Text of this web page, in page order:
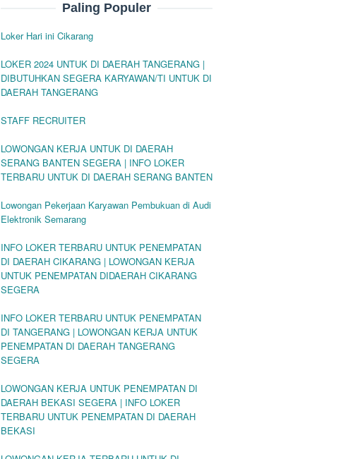
Paling Populer
Loker Hari ini Cikarang
LOKER 2024 UNTUK DI DAERAH TANGERANG |
DIBUTUHKAN SEGERA KARYAWAN/TI UNTUK DI
DAERAH TANGERANG
STAFF RECRUITER
LOWONGAN KERJA UNTUK DI DAERAH
SERANG BANTEN SEGERA | INFO LOKER
TERBARU UNTUK DI DAERAH SERANG BANTEN
Lowongan Pekerjaan Karyawan Pembukuan di Audi
Elektronik Semarang
INFO LOKER TERBARU UNTUK PENEMPATAN
DI DAERAH CIKARANG | LOWONGAN KERJA
UNTUK PENEMPATAN DIDAERAH CIKARANG
SEGERA
INFO LOKER TERBARU UNTUK PENEMPATAN
DI TANGERANG | LOWONGAN KERJA UNTUK
PENEMPATAN DI DAERAH TANGERANG
SEGERA
LOWONGAN KERJA UNTUK PENEMPATAN DI
DAERAH BEKASI SEGERA | INFO LOKER
TERBARU UNTUK PENEMPATAN DI DAERAH
BEKASI